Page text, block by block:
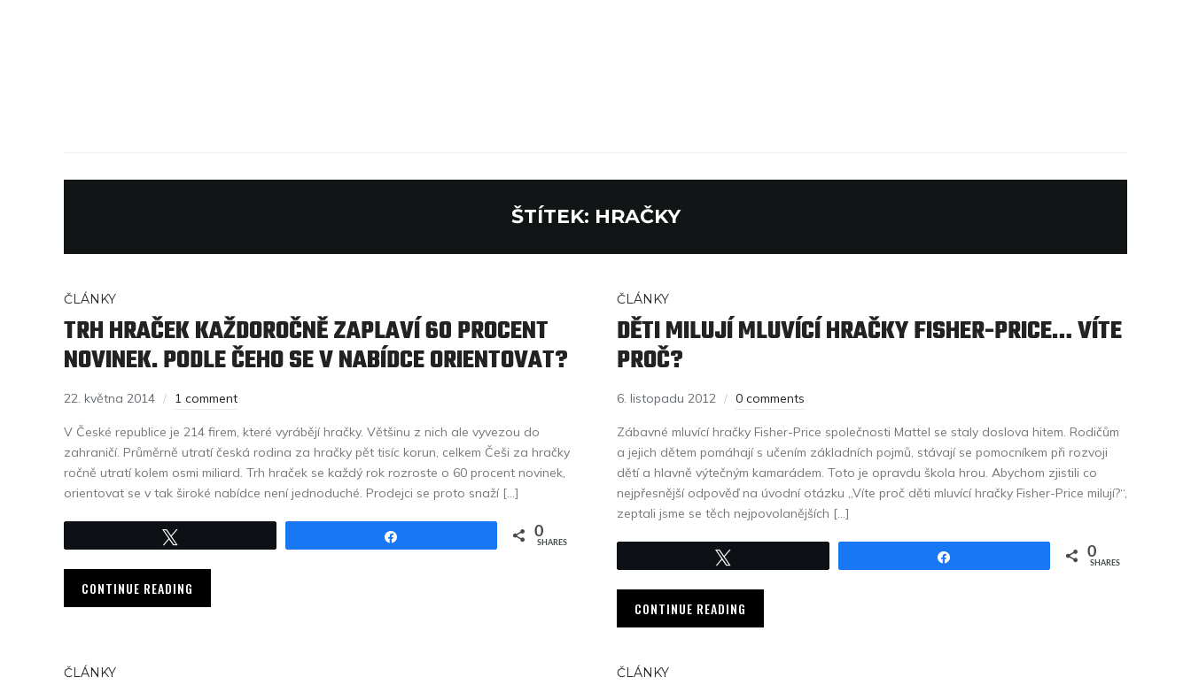
ŠTÍTEK: HRAČKY
ČLÁNKY
TRH HRAČEK KAŽDOROČNĚ ZAPLAVÍ 60 PROCENT
NOVINEK. PODLE ČEHO SE V NABÍDCE ORIENTOVAT?
22. května 2014 1 comment
V České republice je 214 firem, které vyrábějí hračky. Většinu z nich ale vyvezou do
zahraničí. Průměrně utratí česká rodina za hračky pět tisíc korun, celkem Češi za hračky
ročně utratí kolem osmi miliard. Trh hraček se každý rok rozroste o 60 procent novinek,
orientovat se v tak široké nabídce není jednoduché. Prodejci se proto snaží […]
0
SHARES
CONTINUE READING
ČLÁNKY
DĚTI MILUJÍ MLUVÍCÍ HRAČKY FISHER-PRICE… VÍTE
PROČ?
6. listopadu 2012 0 comments
Zábavné mluvící hračky Fisher-Price společnosti Mattel se staly doslova hitem. Rodičům
a jejich dětem pomáhají s učením základních pojmů, stávají se pomocníkem při rozvoji
dětí a hlavně výtečným kamarádem. Toto je opravdu škola hrou. Abychom zjistili co
nejpřesnější odpověď na úvodní otázku „Víte proč děti mluvící hračky Fisher-Price milují?“,
zeptali jsme se těch nejpovolanějších […]
0
SHARES
CONTINUE READING
ČLÁNKY ČLÁNKY